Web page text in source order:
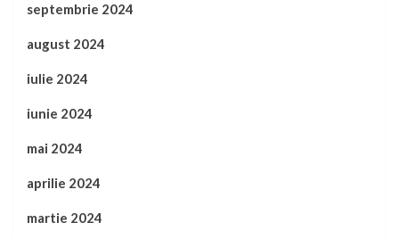
septembrie 2024
august 2024
iulie 2024
iunie 2024
mai 2024
aprilie 2024
martie 2024